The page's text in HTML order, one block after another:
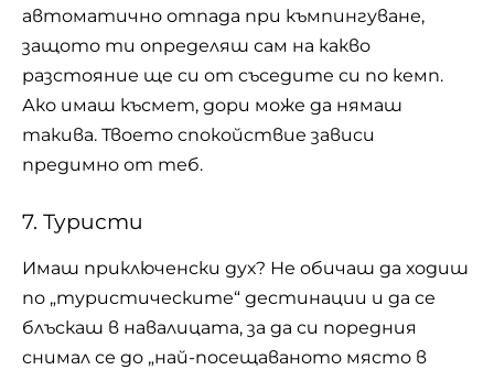
автоматично отпада при къмпингуване,
защото ти определяш сам на какво
разстояние ще си от съседите си по кемп.
Ако имаш късмет, дори може да нямаш
такива. Твоето спокойствие зависи
предимно от теб.
7. Туристи
Имаш приключенски дух? Не обичаш да ходиш
по „туристическите“ дестинации и да се
блъскаш в навалицата, за да си поредния
снимал се до „най-посещаваното място в